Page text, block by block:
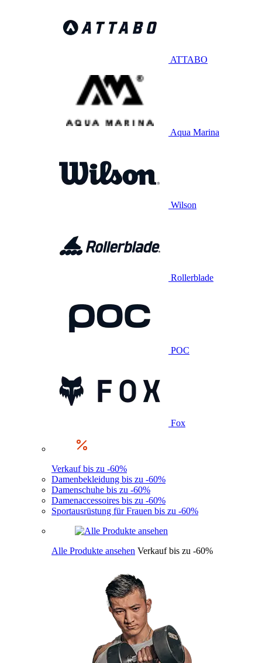
ATTABO
Aqua Marina
Wilson
Rollerblade
POC
Fox
Verkauf bis zu -60%
Damenbekleidung bis zu -60%
Damenschuhe bis zu -60%
Damenaccessoires bis zu -60%
Sportausrüstung für Frauen bis zu -60%
Alle Produkte ansehen Verkauf bis zu -60%